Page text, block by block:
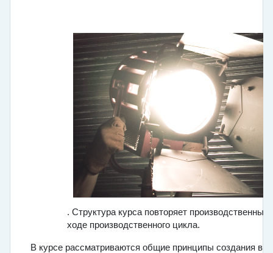
. Структура курса повторяет
ходе производственного цикла.
В курсе рассматриваются общие принципы создания